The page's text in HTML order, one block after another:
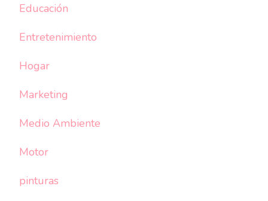
Educación
Entretenimiento
Hogar
Marketing
Medio Ambiente
Motor
pinturas